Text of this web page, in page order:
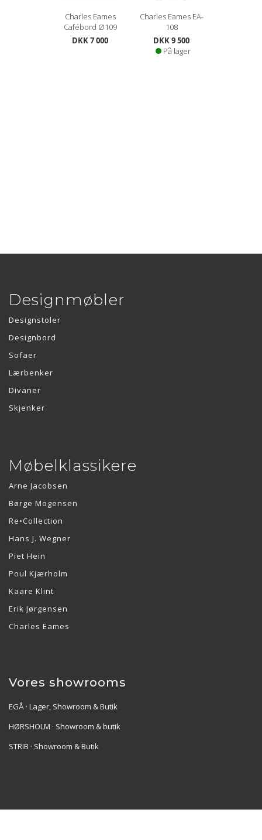
Charles Eames
Cafébord Ø109
DKK 7 000
Charles Eames EA-
108
DKK 9 500
På lager
Designmøbler
Designstoler
Designbord
Sofaer
Lærbenker
Divaner
Skjenker
Møbelklassikere
Arne Jacobsen
Børge Mogensen
Re•Collection
Hans J. Wegner
Piet Hein
Poul Kjærholm
Kaare Klint
Erik Jørgensen
Charles Eames
Vores showrooms
EGÅ · Lager, Showroom & Butik
HØRSHOLM · Showroom & butik
STRIB · Showroom & Butik